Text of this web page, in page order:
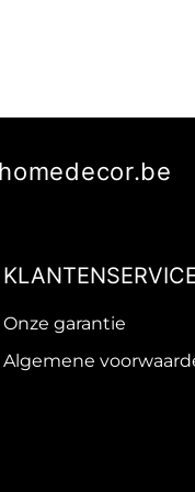
Onze garantie
Algemene